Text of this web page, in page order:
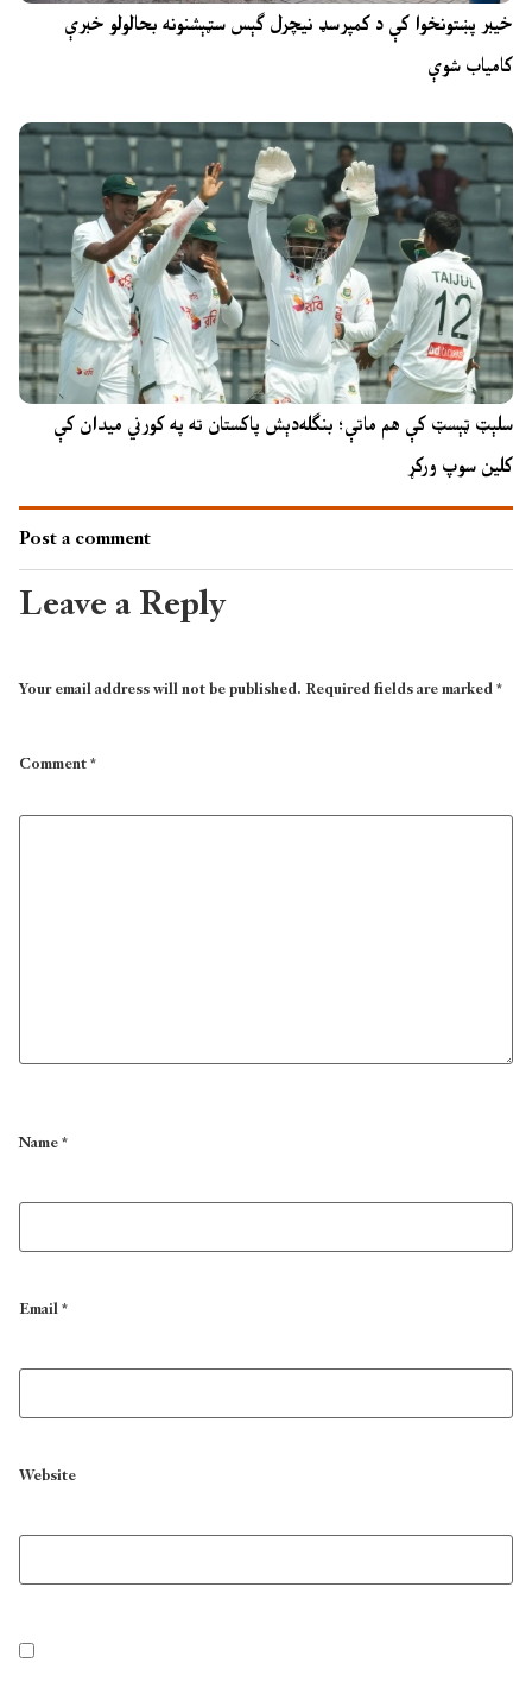
خیبر پښتونخوا کې د کمپرسډ نیچرل ګېس سټېشنونه بحالولو خبرې
کامیاب شوې
سلېټ ټېسټ کې هم ماتې؛ بنګله‌دېش پاکستان ته په کورني میدان کې
کلین سوپ ورکړ
Post a comment
Leave a Reply
Your email address will not be published.Required fields are marked*
Comment*
Name*
Email*
Website